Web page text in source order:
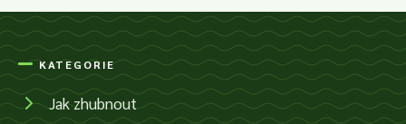
KATEGORIE
Jak zhubnout